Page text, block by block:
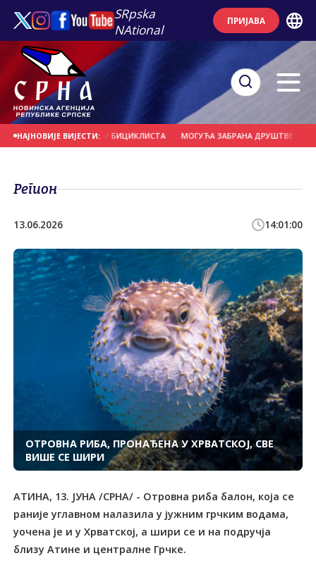
SRpska
NAtional
ПРИЈАВА
НАЈНОВИЈЕ ВИЈЕСТИ:
УДАРИО У ГРУПУ БИЦИКЛИСТА МОГУЋА ЗАБРАНА ДРУШТВЕНИХ
Регион
13.06.2026 14:01:00
ОТРОВНА РИБА, ПРОНАЂЕНА У ХРВАТСКОЈ, СВЕ
ВИШЕ СЕ ШИРИ
АТИНА, 13. ЈУНА /СРНА/ - Отровна риба балон, која се
раније углавном налазила у јужним грчким водама,
уочена је и у Хрватској, а шири се и на подручја
близу Атине и централне Грчке.